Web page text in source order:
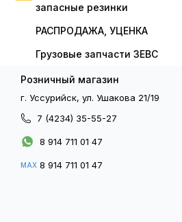
запасные резинки
РАСПРОДАЖА, УЦЕНКА
Грузовые запчасти ЗЕВС
Розничный магазин
г. Уссурийск, ул. Ушакова 21/19
7 (4234) 35-55-27
8 914 711 01 47
MAX 8 914 711 01 47